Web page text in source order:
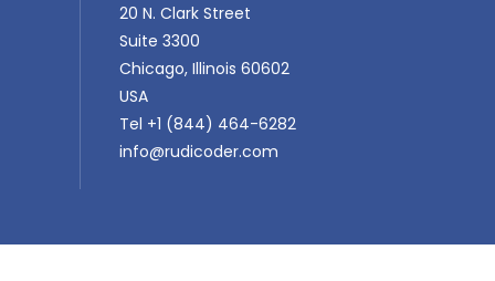
20 N. Clark Street
Suite 3300
Chicago, Illinois 60602
USA
Tel +1 (844) 464-6282
info@rudicoder.com